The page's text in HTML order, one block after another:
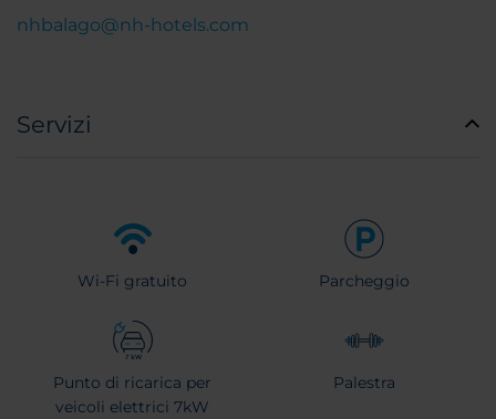
nhbalago@nh-hotels.com
Servizi
Wi-Fi gratuito Parcheggio
Punto di ricarica per
veicoli elettrici 7kW
Palestra